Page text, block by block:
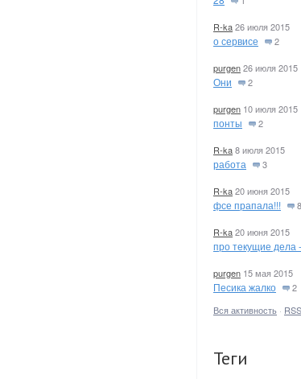
R-ka26 июля 2015
о сервисе 2
purgen26 июля 2015
Они 2
purgen 10 июля 2015
понты 2
R-ka8 июля 2015
работа 3
R-ka20 июня 2015
фсе прапала!!! 8
R-ka20 июня 2015
про текущие дела
purgen 15 мая 2015
Песика жалко
2
Вся активность · RSS
Теги